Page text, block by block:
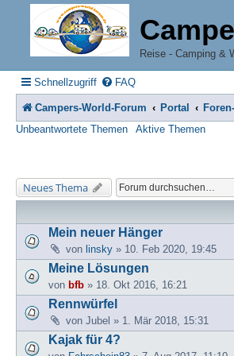
Reise - Camping &
Schnellzugriff FAQ
Campers-World-Forum Portal
Unbeantwortete Themen
Aktive Themen
Neues Thema
Mein neuer Hänger
von linsky » 10. Feb 2020, 19:45
Meine Lösungen
von bfb » 18. Okt 2016, 16:21
Rennwürfel
von Jubel » 1. Mär 2018, 15:31
Kajak für 4?